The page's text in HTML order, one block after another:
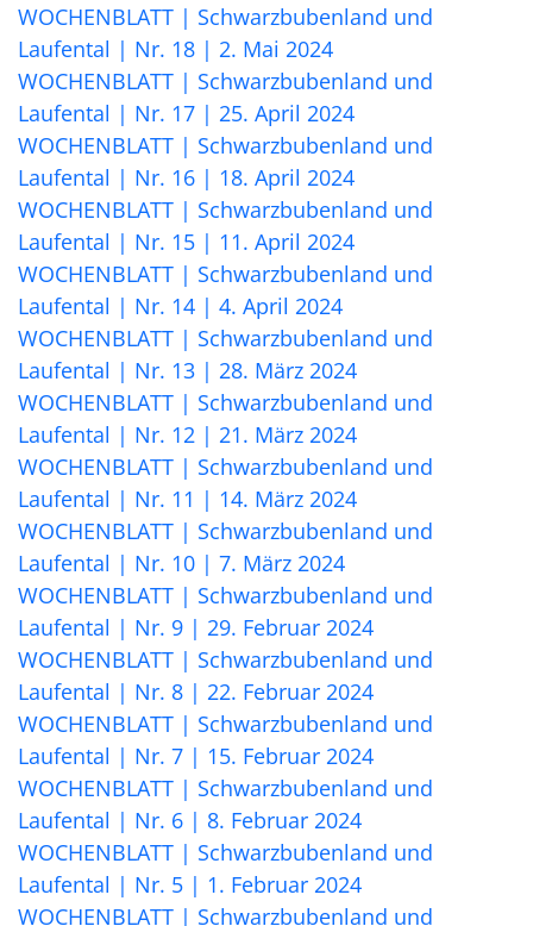
WOCHENBLATT | Schwarzbubenland und
Laufental | Nr. 18 | 2. Mai 2024
WOCHENBLATT | Schwarzbubenland und
Laufental | Nr. 17 | 25. April 2024
WOCHENBLATT | Schwarzbubenland und
Laufental | Nr. 16 | 18. April 2024
WOCHENBLATT | Schwarzbubenland und
Laufental | Nr. 15 | 11. April 2024
WOCHENBLATT | Schwarzbubenland und
Laufental | Nr. 14 | 4. April 2024
WOCHENBLATT | Schwarzbubenland und
Laufental | Nr. 13 | 28. März 2024
WOCHENBLATT | Schwarzbubenland und
Laufental | Nr. 12 | 21. März 2024
WOCHENBLATT | Schwarzbubenland und
Laufental | Nr. 11 | 14. März 2024
WOCHENBLATT | Schwarzbubenland und
Laufental | Nr. 10 | 7. März 2024
WOCHENBLATT | Schwarzbubenland und
Laufental | Nr. 9 | 29. Februar 2024
WOCHENBLATT | Schwarzbubenland und
Laufental | Nr. 8 | 22. Februar 2024
WOCHENBLATT | Schwarzbubenland und
Laufental | Nr. 7 | 15. Februar 2024
WOCHENBLATT | Schwarzbubenland und
Laufental | Nr. 6 | 8. Februar 2024
WOCHENBLATT | Schwarzbubenland und
Laufental | Nr. 5 | 1. Februar 2024
WOCHENBLATT | Schwarzbubenland und